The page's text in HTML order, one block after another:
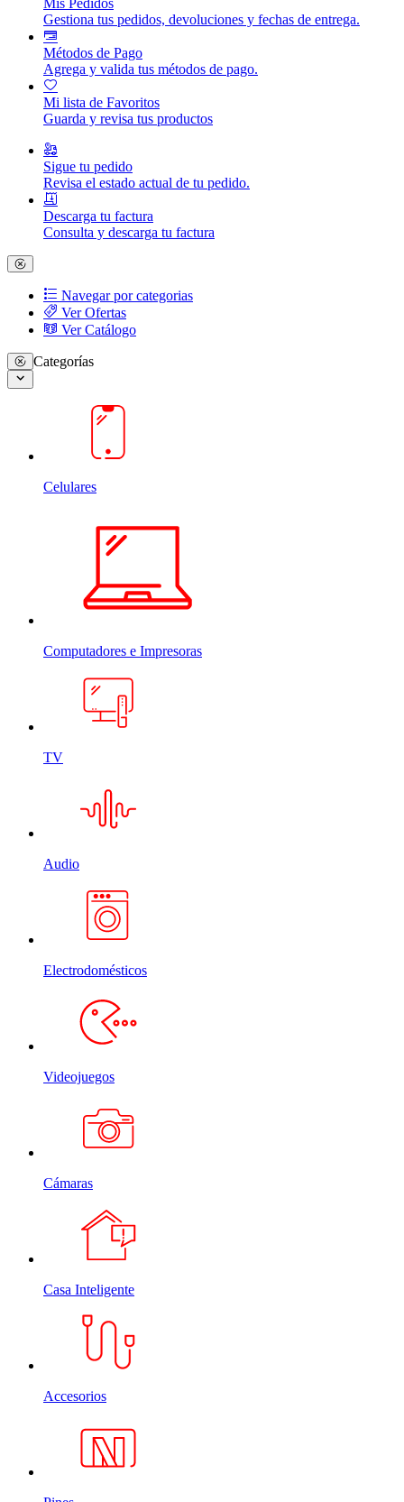
Gestiona tus pedidos, devoluciones y fechas de entrega.
Métodos de Pago
Agrega y valida tus métodos de pago.
Mi lista de Favoritos
Guarda y revisa tus productos
Sigue tu pedido
Revisa el estado actual de tu pedido.
Descarga tu factura
Consulta y descarga tu factura
Navegar por categorias
Ver Ofertas
Ver Catálogo
Categorías
Celulares
Computadores e Impresoras
TV
Audio
Electrodomésticos
Videojuegos
Cámaras
Casa Inteligente
Accesorios